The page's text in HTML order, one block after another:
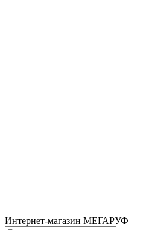
Интернет-магазин МЕГАРУФ